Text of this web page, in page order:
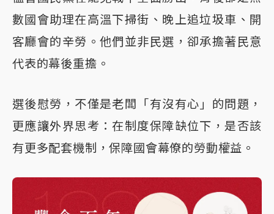
數國會助理在高溫下掃街、晚上追垃圾車、開
客廳會的辛勞。他們並非民選，卻承擔著民意
代表的幕後重擔。
選後慰勞，不僅是老闆「有沒有心」的問題，
更應讓外界思考：在制度保障缺位下，是否該
有更多配套機制，保障國會幕僚的勞動權益。